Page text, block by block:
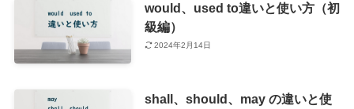
would、used to違いと使い方（初
級編）
2024年2月14日
shall、should、may の違いと使